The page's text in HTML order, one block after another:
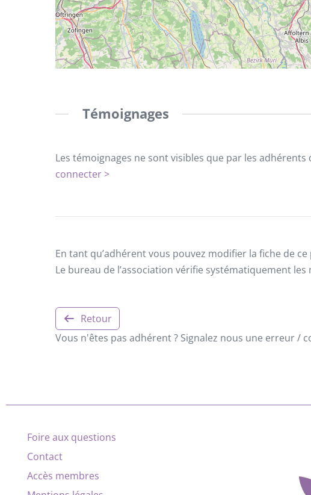
Témoignages
Les témoignages ne sont visibles que par les adhérents
connecter >
En tant qu’adhérent vous pouvez modifier la fiche de
Le bureau de l’association vérifie systématiquement
Retour
Vous n'êtes pas adhérent ? Signalez nous une erreur /
Foire aux questions
Contact
Accès membres